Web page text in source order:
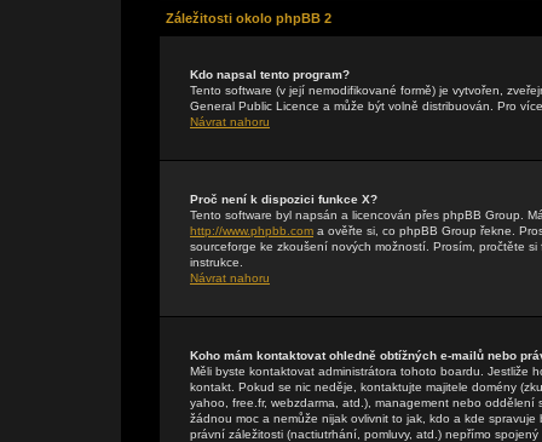
Záležitosti okolo phpBB 2
Kdo napsal tento program?
Tento software (v její nemodifikované formě) je vytvořen,
General Public Licence a může být volně distribuován. Pro
Návrat nahoru
Proč není k dispozici funkce X?
Tento software byl napsán a licencován přes phpBB Group.
http://www.phpbb.com a ověřte si, co phpBB Group řekne.
sourceforge ke zkoušení nových možností. Prosím, pročtěte
instrukce.
Návrat nahoru
Koho mám kontaktovat ohledně obtížných e-mailů nebo
Měli byste kontaktovat administrátora tohoto boardu. Jestliže
kontakt. Pokud se nic neděje, kontaktujte majitele domény
yahoo, free.fr, webzdarma, atd.), management nebo
žádnou moc a nemůže nijak ovlivnit to jak, kdo a kde
právní záležitosti (nactiutrhání, pomluvy, atd.) nepřímo